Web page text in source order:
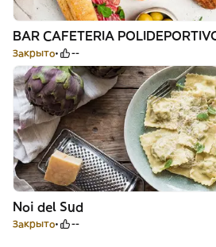
BAR CAFETERIA
Закрыто --
Noi del Sud
Закрыто --